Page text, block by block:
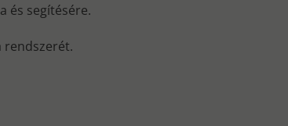
és segítésére.
rendszerét.